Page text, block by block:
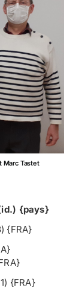
Marc Tastet
{pays}
{FRA}
{FRA}